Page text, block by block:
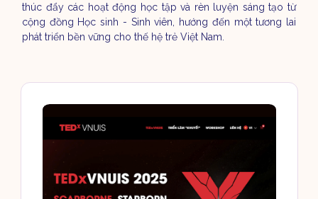
thúc đẩy các hoạt động học tập và rèn luyện sáng tạo từ
cộng đồng Học sinh - Sinh viên, hướng đến một tương lai
phát triển bền vững cho thế hệ trẻ Việt Nam.